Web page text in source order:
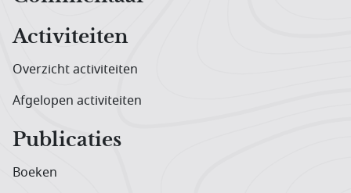
Activiteiten
Overzicht activiteiten
Afgelopen activiteiten
Publicaties
Boeken